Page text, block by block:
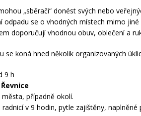
„sběrači“ donést svých nebo
odpadu se o vhodných místech mimo jiné
doporučují vhodnou obuv, oblečení a
se koná hned několik organizovaných
9 h
města, případně okolí.
radnicí v 9 hodin, pytle zajištěny,